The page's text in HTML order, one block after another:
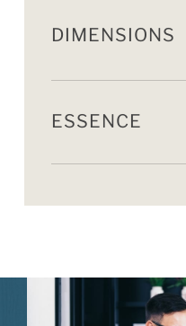
DIMENSIONS
ESSENCE